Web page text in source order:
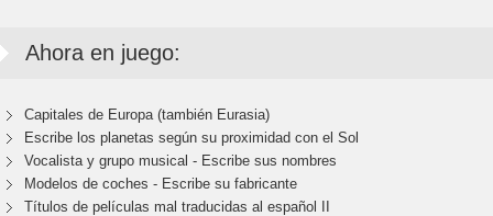
Ahora en juego:
Capitales de Europa (también Eurasia)
Escribe los planetas según su proximidad con el Sol
Vocalista y grupo musical - Escribe sus nombres
Modelos de coches - Escribe su fabricante
Títulos de películas mal traducidas al español II